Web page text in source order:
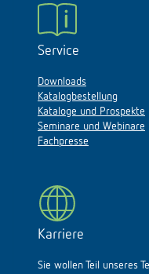
Service
Downloads
Katalogbestellung
Kataloge und Prospekte
Seminare und Webinare
Fachpresse
Karriere
Sie wollen Teil unseres